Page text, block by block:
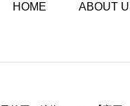
HOME ABOUT